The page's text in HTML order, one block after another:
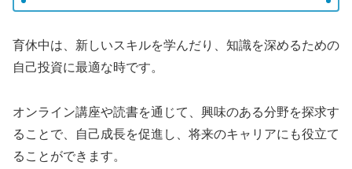
育休中は、新しいスキルを学んだり、知識を深めるための
自己投資に最適な時です。
オンライン講座や読書を通じて、興味のある分野を探求す
ることで、自己成長を促進し、将来のキャリアにも役立て
ることができます。